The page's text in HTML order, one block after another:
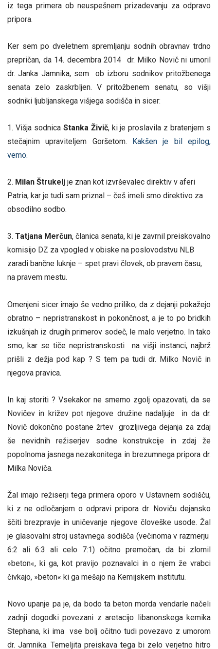
iz tega primera ob neuspešnem prizadevanju za odpravo
pripora.
Ker sem po dveletnem spremljanju sodnih obravnav trdno
prepričan, da 14. decembra 2014 dr. Milko Novič ni umoril
dr. Janka Jamnika, sem ob izboru sodnikov pritožbenega
senata zelo zaskrbljen. V pritožbenem senatu, so višji
sodniki ljubljanskega višjega sodišča in sicer:
1. Višja sodnica Stanka Živič, ki je proslavila z bratenjem s
stečajnim upraviteljem Goršetom.
Kakšen je bil epilog,
vemo.
2. Milan Štrukelj je znan kot izvrševalec direktiv v aferi
Patria, kar je tudi sam priznal – češ imeli smo direktivo za
obsodilno sodbo.
3. Tatjana Merčun, članica senata, ki je zavrnil preiskovalno
komisijo DZ za vpogled v obiske na poslovodstvu NLB
zaradi bančne luknje – spet pravi človek, ob pravem času,
na pravem mestu.
Omenjeni sicer imajo še vedno priliko, da z dejanji pokažejo
obratno – nepristranskost in pokončnost, a je to po bridkih
izkušnjah iz drugih primerov sodeč, le malo verjetno. In tako
smo, kar se tiče nepristranskosti na višji instanci, najbrž
prišli z dežja pod kap ? S tem pa tudi dr. Milko Novič in
njegova pravica.
In kaj storiti ? Vsekakor ne smemo zgolj opazovati, da se
Novičev in križev pot njegove družine nadaljuje in da dr.
Novič dokončno postane žrtev grozljivega dejanja za zdaj
še nevidnih režiserjev sodne konstrukcije in zdaj že
popolnoma jasnega nezakonitega in brezumnega pripora dr.
Milka Noviča.
Žal imajo režiserji tega primera oporo v Ustavnem sodišču,
ki z ne odločanjem o odpravi pripora dr. Noviču dejansko
ščiti brezpravje in uničevanje njegove človeške usode. Žal
je glasovalni stroj ustavnega sodišča (večinoma v razmerju
6:2 ali 6:3 ali celo 7:1) očitno premočan, da bi zlomil
»beton«, ki ga, kot pravijo poznavalci in o njem že vrabci
čivkajo, »beton« ki ga mešajo na Kemijskem institutu.
Novo upanje pa je, da bodo ta beton morda vendarle načeli
zadnji dogodki povezani z aretacijo libanonskega kemika
Stephana, ki ima vse bolj očitno tudi povezavo z umorom
dr. Jamnika. Temeljita preiskava tega bi zelo verjetno hitro